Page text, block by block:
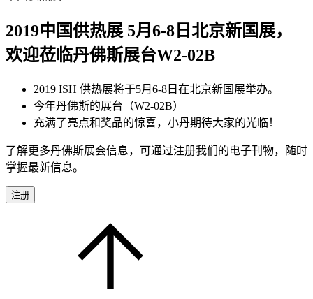
2019中国供热展 5月6-8日北京新国展，
欢迎莅临丹佛斯展台W2-02B
2019 ISH 供热展将于5月6-8日在北京新国展举办。
今年丹佛斯的展台（W2-02B）
充满了亮点和奖品的惊喜，小丹期待大家的光临！
了解更多丹佛斯展会信息，可通过注册我们的电子刊物，随时
掌握最新信息。
注册